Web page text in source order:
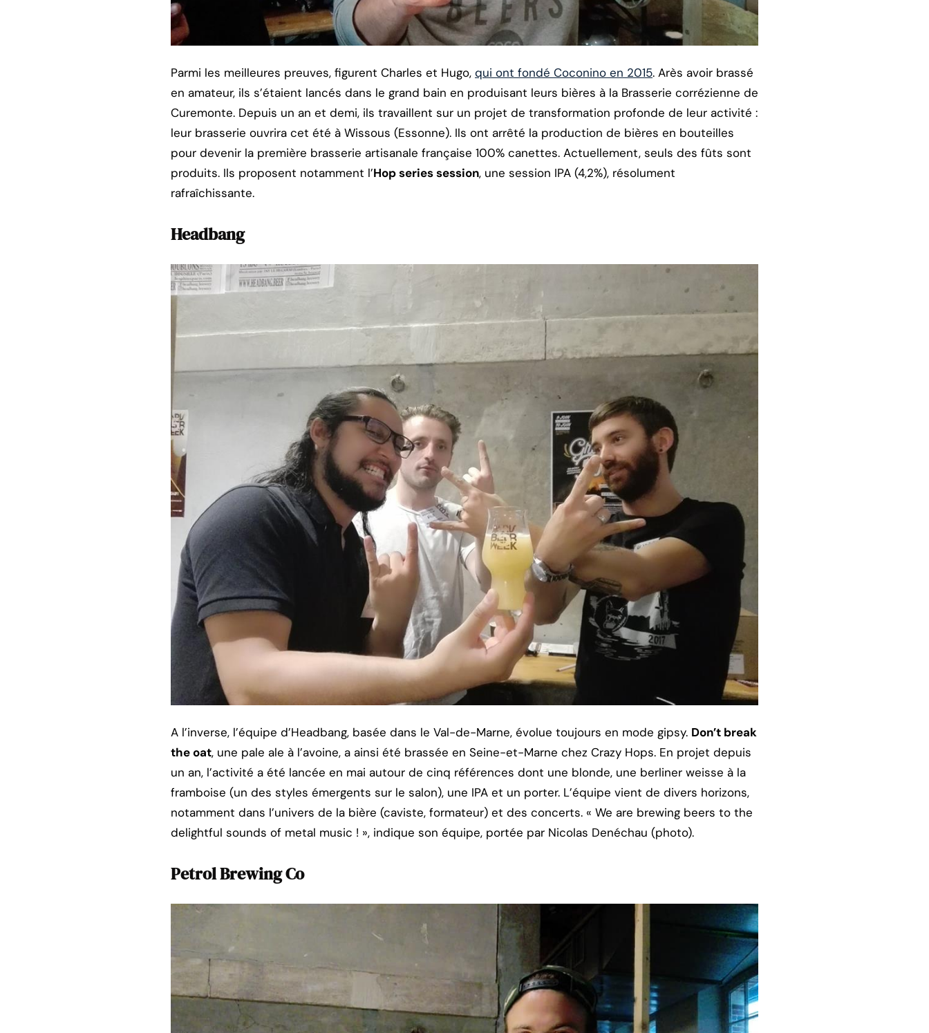
Parmi les meilleures preuves, figurent Charles et Hugo, qui ont fondé Coconino en 2015. Arès avoir brassé
en amateur, ils s’étaient lancés dans le grand bain en produisant leurs bières à la Brasserie corrézienne de
Curemonte. Depuis un an et demi, ils travaillent sur un projet de transformation profonde de leur activité :
leur brasserie ouvrira cet été à Wissous (Essonne). Ils ont arrêté la production de bières en bouteilles
pour devenir la première brasserie artisanale française 100% canettes. Actuellement, seuls des fûts sont
produits. Ils proposent notamment l’Hop series session, une session IPA (4,2%), résolument
rafraîchissante.
Headbang
A l’inverse, l’équipe d’Headbang, basée dans le Val-de-Marne, évolue toujours en mode gipsy. Don’t break
the oat, une pale ale à l’avoine, a ainsi été brassée en Seine-et-Marne chez Crazy Hops. En projet depuis
un an, l’activité a été lancée en mai autour de cinq références dont une blonde, une berliner weisse à la
framboise (un des styles émergents sur le salon), une IPA et un porter. L’équipe vient de divers horizons,
notamment dans l’univers de la bière (caviste, formateur) et des concerts. « We are brewing beers to the
delightful sounds of metal music ! », indique son équipe, portée par Nicolas Denéchau (photo).
Petrol Brewing Co